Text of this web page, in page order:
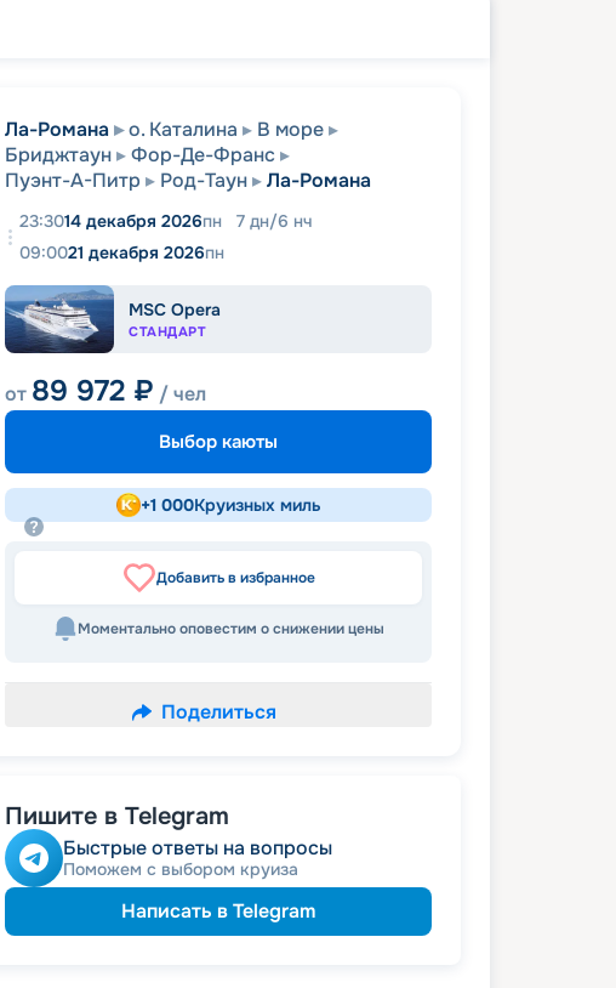
Ла-Романа о. Каталина
В море
Бриджтаун
Фор-Де-Франс
Пуэнт-А-Питр
Род-Таун Ла-Романа
23:3014 декабря 2026пн 7 дн/6 нч
09:0021 декабря 2026пн
MSC Opera
СТАНДАРТ
от 89 972 ₽ / чел
Выбор каюты
+1 000Круизных миль
Добавить в избранное
Моментально оповестим о снижении цены
Поделиться
Пишите в Telegram
Быстрые ответы на вопросы
Поможем с выбором круиза
Написать в Telegram